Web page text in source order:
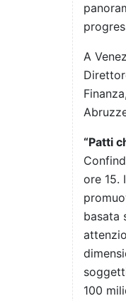
A
“Patti
ore 15.
basata
100